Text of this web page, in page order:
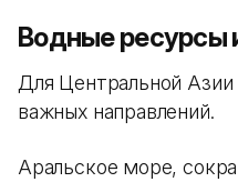
Водные ресурсы
Для Центральной
важных направлений.
Аральское море,